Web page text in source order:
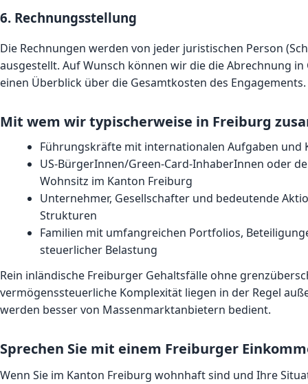
6. Rechnungsstellung
Die Rechnungen werden von jeder juristischen Person
ausgestellt. Auf Wunsch können wir die die Abrechnung in
einen Überblick über die Gesamtkosten des Engagements.
Mit wem wir typischerweise in Freiburg
Führungskräfte mit internationalen Aufgaben und
US-BürgerInnen/Green-Card-InhaberInnen oder
Wohnsitz im Kanton Freiburg
Unternehmer, Gesellschafter und bedeutende
Strukturen
Familien mit umfangreichen Portfolios,
steuerlicher Belastung
Rein inländische Freiburger Gehaltsfälle ohne
vermögenssteuerliche Komplexität liegen in der Regel
werden besser von Massenmarktanbietern bedient.
Sprechen Sie mit einem Freiburger
Wenn Sie im Kanton Freiburg wohnhaft sind und Ihre